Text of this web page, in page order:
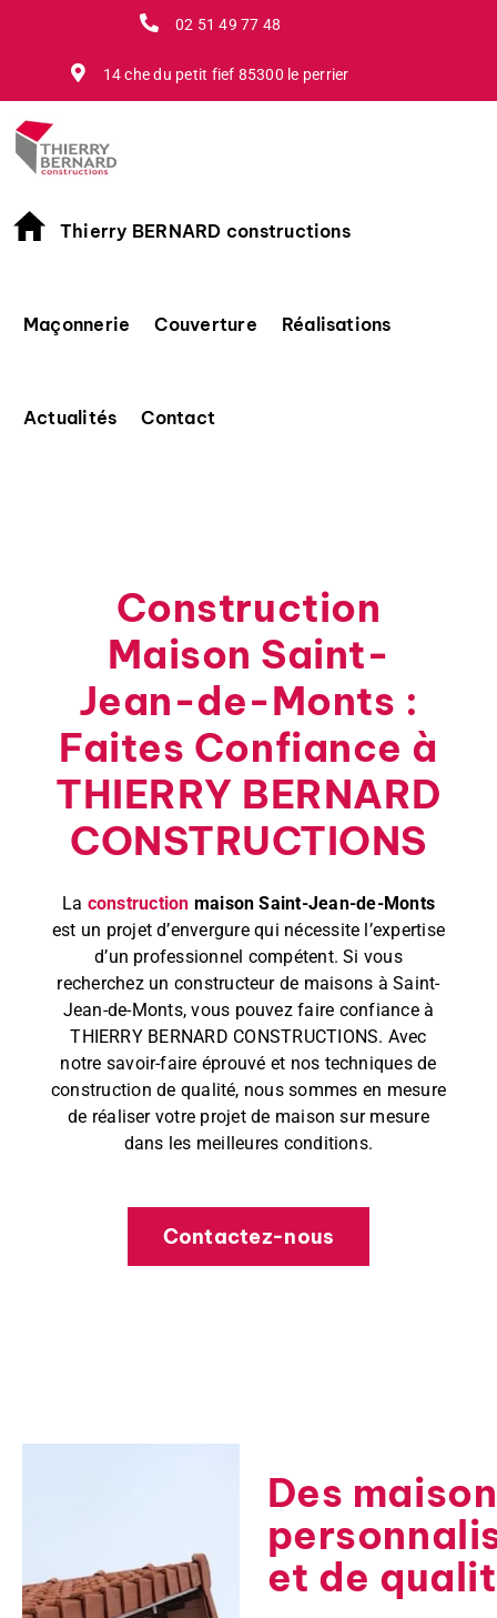
02 51 49 77 48
14 che du petit fief 85300 le perrier
Thierry BERNARD constructions
Maçonnerie Couverture Réalisations
Actualités Contact
Construction
Maison Saint-
Jean-de-Monts :
Faites Confiance à
THIERRY BERNARD
CONSTRUCTIONS
La construction maison Saint-Jean-de-Monts
est un projet d’envergure qui nécessite l’expertise
d’un professionnel compétent. Si vous
recherchez un constructeur de maisons à Saint-
Jean-de-Monts, vous pouvez faire confiance à
THIERRY BERNARD CONSTRUCTIONS. Avec
notre savoir-faire éprouvé et nos techniques de
construction de qualité, nous sommes en mesure
de réaliser votre projet de maison sur mesure
dans les meilleures conditions.
Contactez-nous
Des
et de